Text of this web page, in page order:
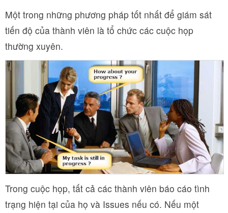
Một trong những phương pháp tốt nhất để giám sát
tiến độ của thành viên là tổ chức các cuộc họp
thường xuyên.
Trong cuộc họp, tất cả các thành viên báo cáo tình
trạng hiện tại của họ và Issues nếu có. Nếu một